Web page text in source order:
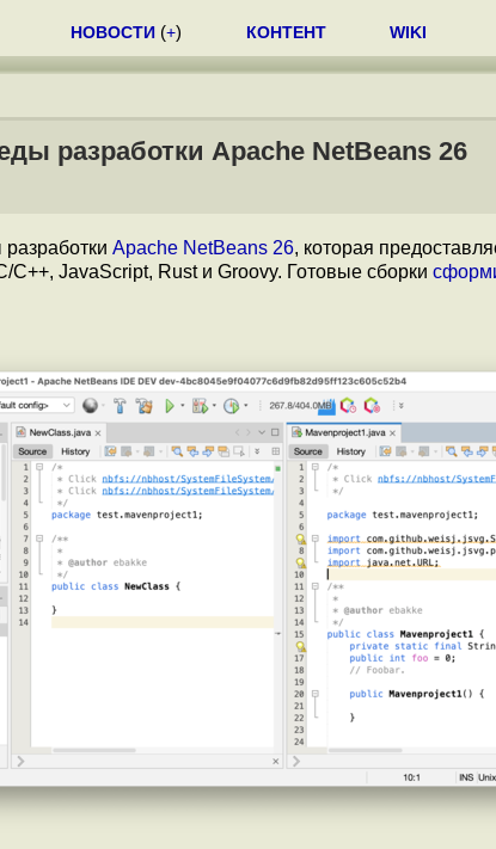
НОВОСТИ (+) КОНТЕНТ WIKI
разработки Apache NetBeans 26
Apache NetBeans 26, которая
JavaScript, Rust и Groovy. Готовые сборки